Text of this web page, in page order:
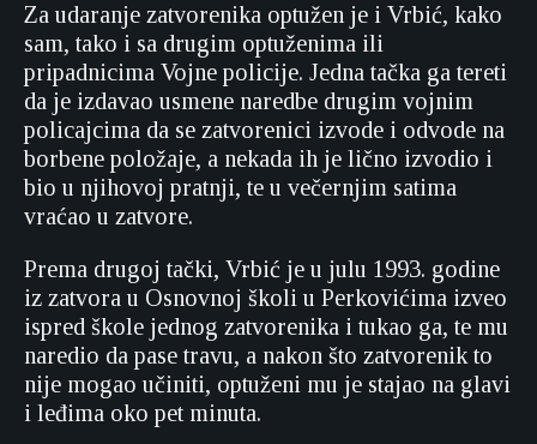
Za udaranje zatvorenika optužen je i Vrbić, kako
sam, tako i sa drugim optuženima ili
pripadnicima Vojne policije. Jedna tačka ga tereti
da je izdavao usmene naredbe drugim vojnim
policajcima da se zatvorenici izvode i odvode na
borbene položaje, a nekada ih je lično izvodio i
bio u njihovoj pratnji, te u večernjim satima
vraćao u zatvore.
Prema drugoj tački, Vrbić je u julu 1993. godine
iz zatvora u Osnovnoj školi u Perkovićima izveo
ispred škole jednog zatvorenika i tukao ga, te mu
naredio da pase travu, a nakon što zatvorenik to
nije mogao učiniti, optuženi mu je stajao na glavi
i leđima oko pet minuta.